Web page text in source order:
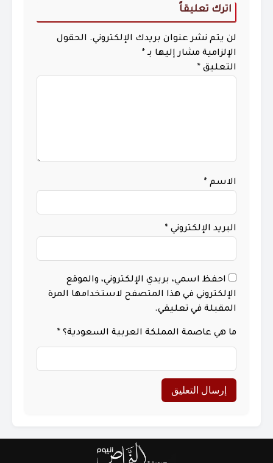
اترك تعليقاً
لن يتم نشر عنوان بريدك الإلكتروني. الحقول
الإلزامية مشار إليها بـ *
التعليق *
الاسم *
البريد الإلكتروني *
احفظ اسمي، بريدي الإلكتروني، والموقع
الإلكتروني في هذا المتصفح لاستخدامها المرة
المقبلة في تعليقي.
ما هي عاصمة المملكة العربية السعودية؟ *